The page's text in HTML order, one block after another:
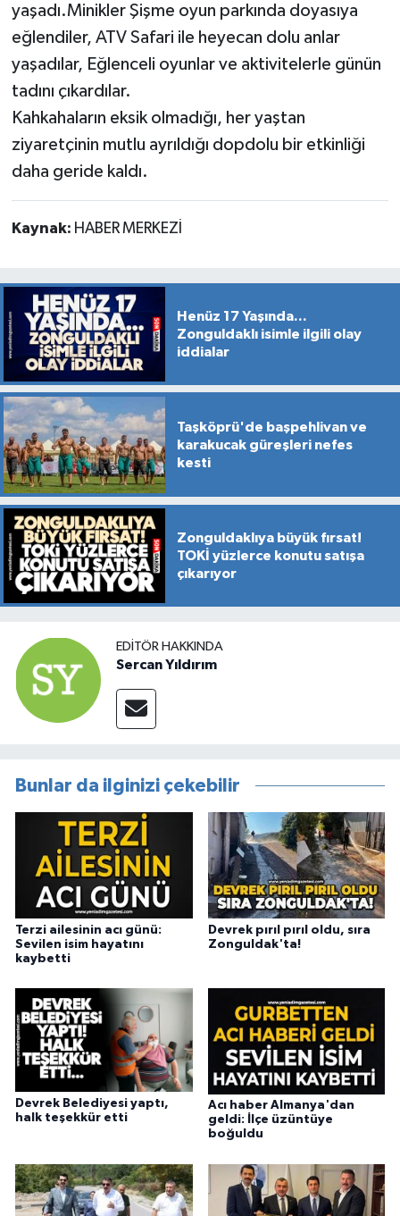
yaşadı.Minikler Şişme oyun parkında doyasıya
eğlendiler, ATV Safari ile heyecan dolu anlar
yaşadılar, Eğlenceli oyunlar ve aktivitelerle günün
tadını çıkardılar.
Kahkahaların eksik olmadığı, her yaştan
ziyaretçinin mutlu ayrıldığı dopdolu bir etkinliği
daha geride kaldı.
Kaynak: HABER MERKEZİ
Henüz 17 Yaşında...
Zonguldaklı isimle ilgili olay
iddialar
Taşköprü'de başpehlivan ve
karakucak güreşleri nefes
kesti
Zonguldaklıya büyük fırsat!
TOKİ yüzlerce konutu satışa
çıkarıyor
EDITÖR HAKKINDA
Sercan Yıldırım
Bunlar da ilginizi çekebilir
Terzi ailesinin acı günü:
Sevilen isim hayatını
kaybetti
Devrek pırıl pırıl oldu, sıra
Zonguldak'ta!
Devrek Belediyesi yaptı,
halk teşekkür etti
Acı haber Almanya'dan
geldi: İlçe üzüntüye
boğuldu